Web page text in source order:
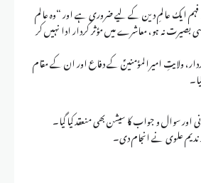
فہم ایک عالمِ دین کے لیے ضروری ہے اور “وہ عالم
نہ ہو، معاشرے میں مؤثر کردار ادا نہیں کر
ولایتِ امیرالمؤمنینؑ کے دفاع اور ان کے مقام
اور سوال و جواب کا سیشن بھی منعقد کیا گیا۔
ندیم علوی نے انجام دی۔